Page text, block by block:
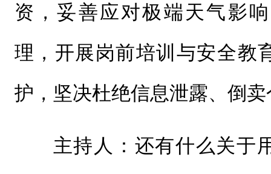
资，妥善应对极端天气影
理，开展岗前培训与安全教
护，坚决杜绝信息泄露、倒
主持人：还有什么关于